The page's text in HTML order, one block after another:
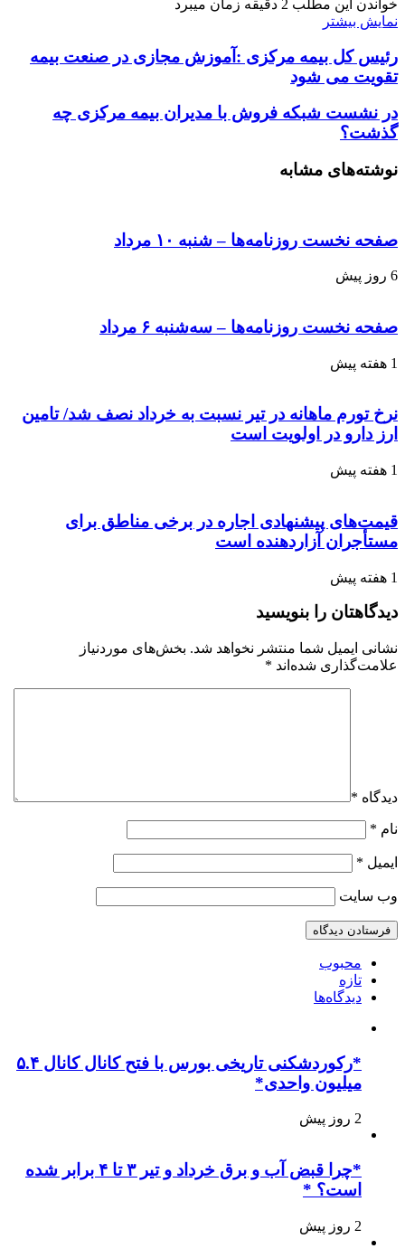
خواندن این مطلب 2 دقیقه زمان میبرد
نمایش بیشتر
رئیس کل بیمه مرکزی :آموزش مجازی در صنعت بیمه
تقویت می شود
در نشست شبکه فروش با مدیران بیمه مرکزی چه
گذشت؟
نوشته‌های مشابه
صفحه نخست روزنامه‌ها – شنبه ۱۰ مرداد
6 روز پیش
صفحه نخست روزنامه‌ها – سه‌شنبه ۶ مرداد
1 هفته پیش
نرخ تورم ماهانه در تیر نسبت به خرداد نصف شد/ تامین
ارز دارو در اولویت است
1 هفته پیش
قیمت‌های پیشنهادی اجاره در برخی مناطق برای
مستأجران آزاردهنده است
1 هفته پیش
دیدگاهتان را بنویسید
نشانی ایمیل شما منتشر نخواهد شد. بخش‌های موردنیاز
علامت‌گذاری شده‌اند *
دیدگاه *
نام *
ایمیل *
وب‌ سایت
محبوب
تازه
دیدگاه‌ها
*رکوردشکنی تاریخی بورس با فتح کانال کانال ۵.۴
میلیون واحدی*
2 روز پیش
*چرا قبض آب و برق خرداد و تیر ۳ تا ۴ برابر شده
است؟ *
2 روز پیش